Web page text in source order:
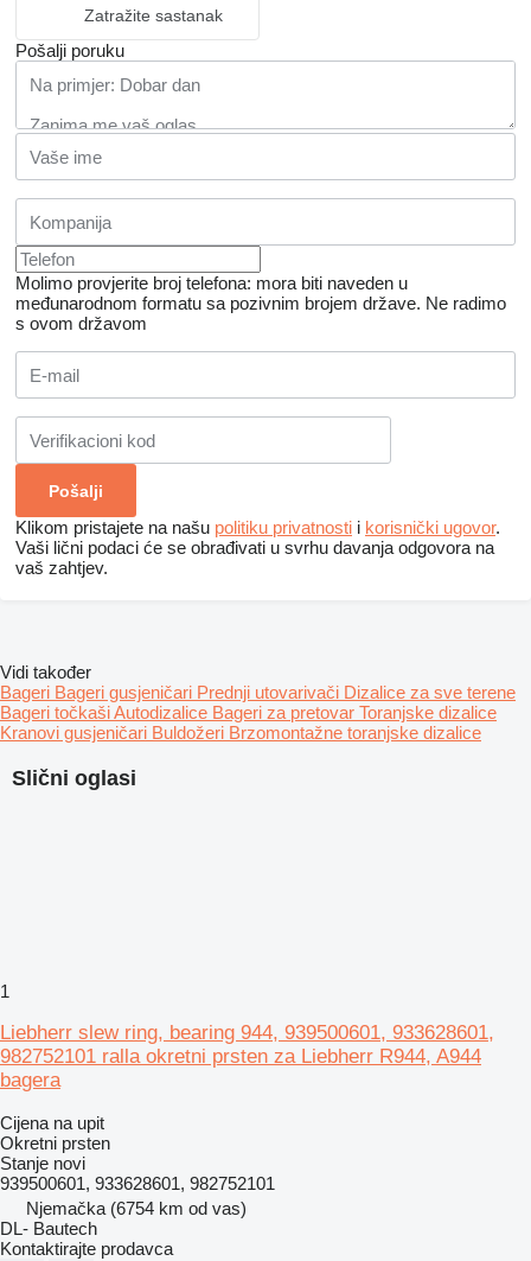
Zatražite sastanak
Pošalji poruku
Molimo provjerite broj telefona: mora biti naveden u
međunarodnom formatu sa pozivnim brojem države. Ne radimo
s ovom državom
Klikom pristajete na našu politiku privatnosti i korisnički ugovor.
Vaši lični podaci će se obrađivati ​​u svrhu davanja odgovora na
vaš zahtjev.
Slični oglasi
1
Liebherr slew ring, bearing 944, 939500601, 933628601,
982752101 ralla okretni prsten za Liebherr R944, A944
bagera
Cijena na upit
Okretni prsten
Stanje novi
939500601, 933628601, 982752101
Njemačka (6754 km od vas)
DL- Bautech
Kontaktirajte prodavca
Vidi također
Bageri Bageri gusjeničari Prednji utovarivači Dizalice za sve terene
Bageri točkašiAutodizalice Bageri za pretovar Toranjske dizalice
Kranovi gusjeničari Buldožeri Brzomontažne toranjske dizalice